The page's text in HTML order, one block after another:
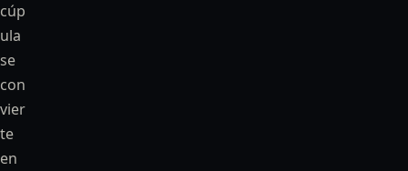
cúp
ula
se
con
vier
te
en